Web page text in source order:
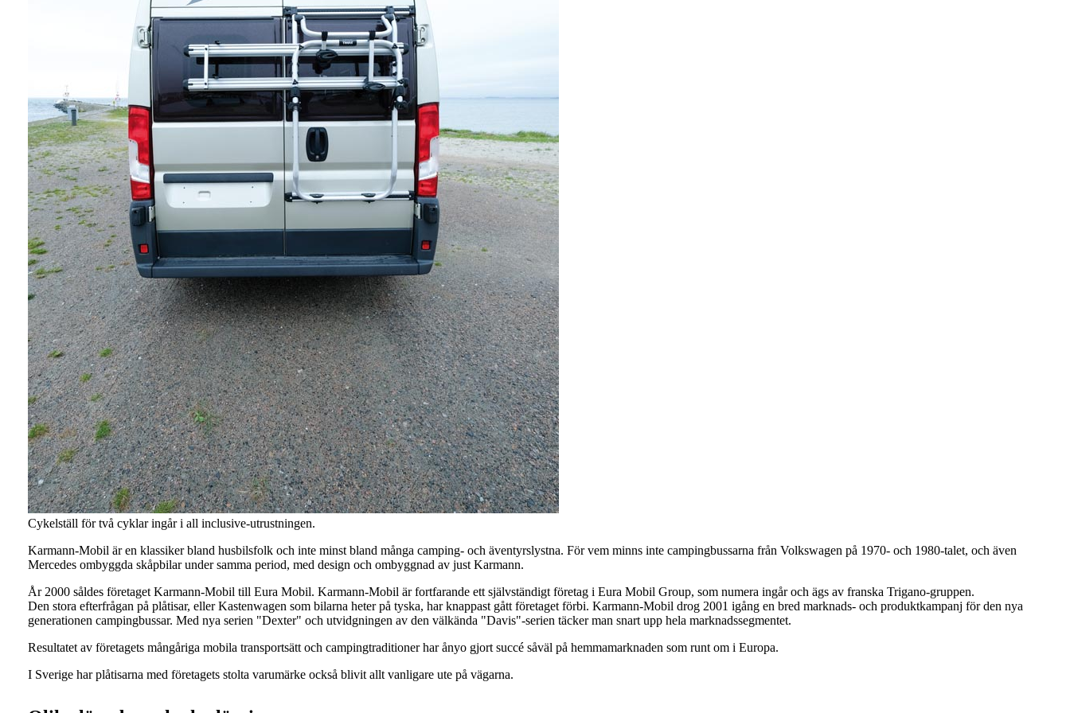
Cykelställ för två cyklar ingår i all inclusive-utrustningen.
Karmann-Mobil är en klassiker bland husbilsfolk och inte minst bland många camping- och äventyrslystna. För vem minns inte campingbussarna från Volkswagen på 1970- och 1980-talet, och även
Mercedes ombyggda skåpbilar under samma period, med design och ombyggnad av just Karmann.
År 2000 såldes företaget Karmann-Mobil till Eura Mobil. Karmann-Mobil är fortfarande ett självständigt företag i Eura Mobil Group, som numera ingår och ägs av franska Trigano-gruppen.
Den stora efterfrågan på plåtisar, eller Kastenwagen som bilarna heter på tyska, har knappast gått företaget förbi. Karmann-Mobil drog 2001 igång en bred marknads- och produktkampanj för den nya
generationen campingbussar. Med nya serien "Dexter" och utvidgningen av den välkända "Davis"-serien täcker man snart upp hela marknadssegmentet.
Resultatet av företagets mångåriga mobila transportsätt och campingtraditioner har ånyo gjort succé såväl på hemmamarknaden som runt om i Europa.
I Sverige har plåtisarna med företagets stolta varumärke också blivit allt vanligare ute på vägarna.